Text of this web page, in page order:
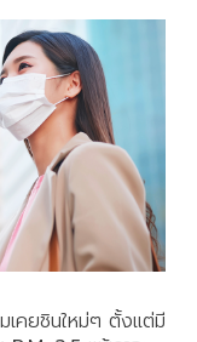
เคยชินใหม่ๆ ตั้งแต่มี